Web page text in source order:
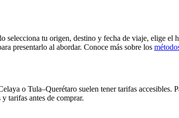
tu origen, destino y fecha de viaje, elige el
presentarlo al abordar. Conoce más sobre los
o Tula–Querétaro suelen tener tarifas accesibles.
tarifas antes de comprar.